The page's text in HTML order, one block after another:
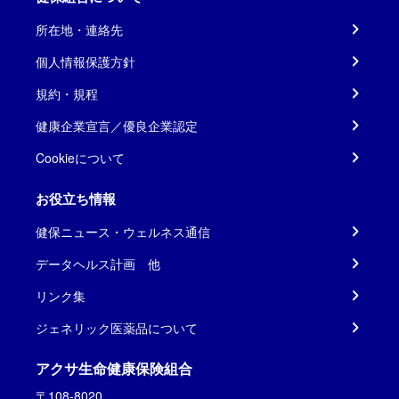
所在地・連絡先
個人情報保護方針
規約・規程
健康企業宣言／優良企業認定
Cookieについて
お役立ち情報
健保ニュース・ウェルネス通信
データヘルス計画 他
リンク集
ジェネリック医薬品について
アクサ生命健康保険組合
〒108-8020